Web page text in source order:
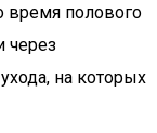
время полового
через
на которых